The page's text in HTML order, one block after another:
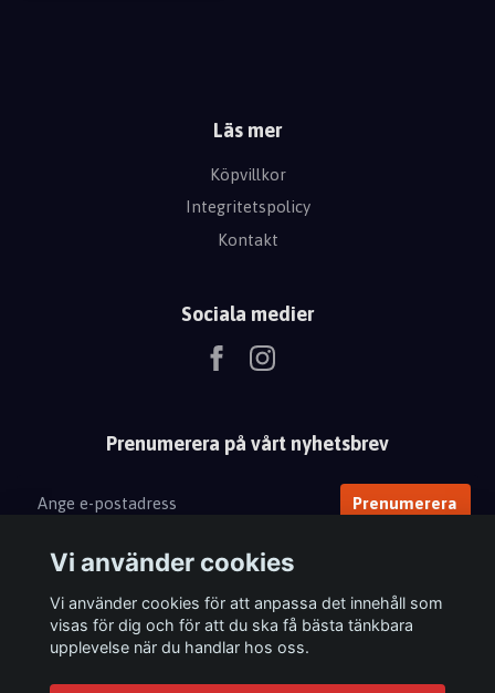
Läs mer
Köpvillkor
Integritetspolicy
Kontakt
Sociala medier
Prenumerera på vårt nyhetsbrev
Prenumerera
Vi använder cookies
Vi använder cookies för att anpassa det innehåll som
visas för dig och för att du ska få bästa tänkbara
upplevelse när du handlar hos oss.